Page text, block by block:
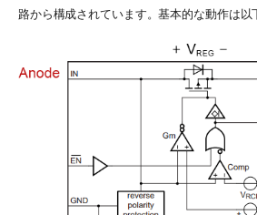
路から構成されています。基本的な動作は以